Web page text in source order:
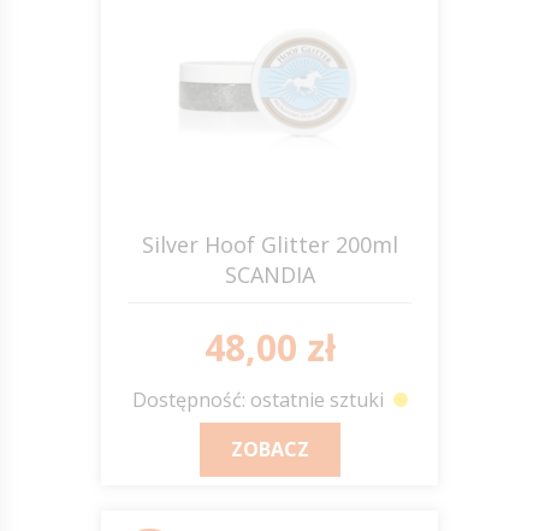
Silver Hoof Glitter 200ml
SCANDIA
48,00 zł
Dostępność: ostatnie sztuki
ZOBACZ